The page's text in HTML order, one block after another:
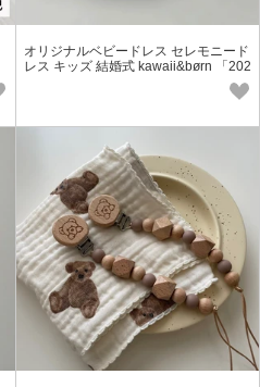
オリジナルベビードレス セレモニード
レス キッズ 結婚式 kawaii&børn 「202